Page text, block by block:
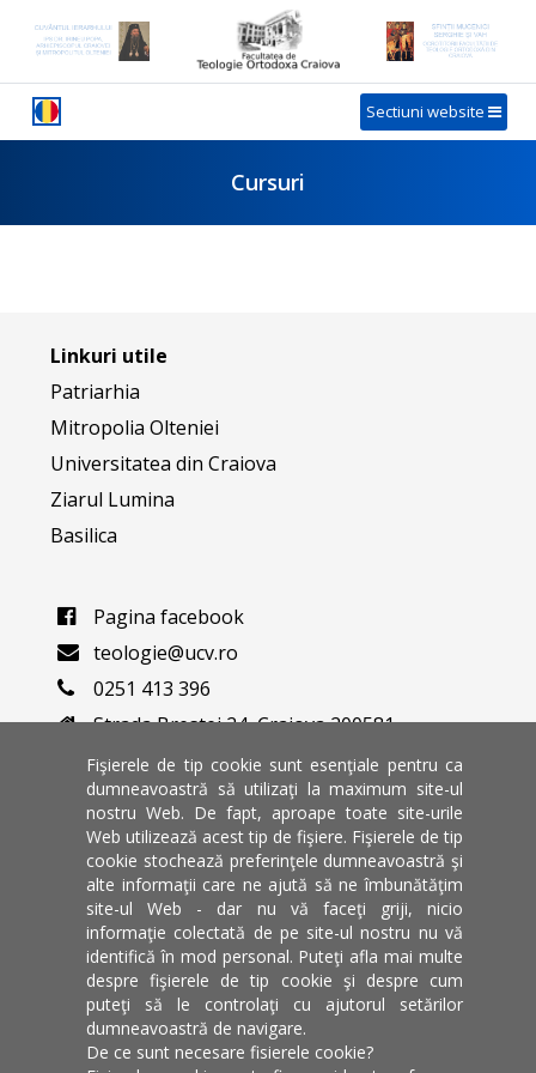
Sectiuni website
Cursuri
Fişierele de tip cookie sunt esenţiale pentru ca
dumneavoastră să utilizaţi la maximum site-ul
nostru Web. De fapt, aproape toate site-urile
Web utilizează acest tip de fişiere. Fişierele de tip
cookie stochează preferinţele dumneavoastră şi
alte informaţii care ne ajută să ne îmbunătăţim
site-ul Web - dar nu vă faceţi griji, nicio
informaţie colectată de pe site-ul nostru nu vă
identifică în mod personal. Puteţi afla mai multe
despre fişierele de tip cookie şi despre cum
puteţi să le controlaţi cu ajutorul setărilor
dumneavoastră de navigare.
De ce sunt necesare fisierele cookie?
Linkuri utile
Patriarhia
Mitropolia Olteniei
Universitatea din Craiova
Ziarul Lumina
Basilica
Pagina facebook
teologie@ucv.ro
0251 413 396
Strada Brestei 24, Craiova 200581
Varianta veche a website-ului
Universitate de stat din Craiova
Dolj, Romania